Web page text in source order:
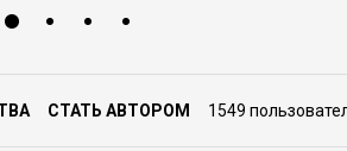
СТАТЬ АВТОРОМ 1549